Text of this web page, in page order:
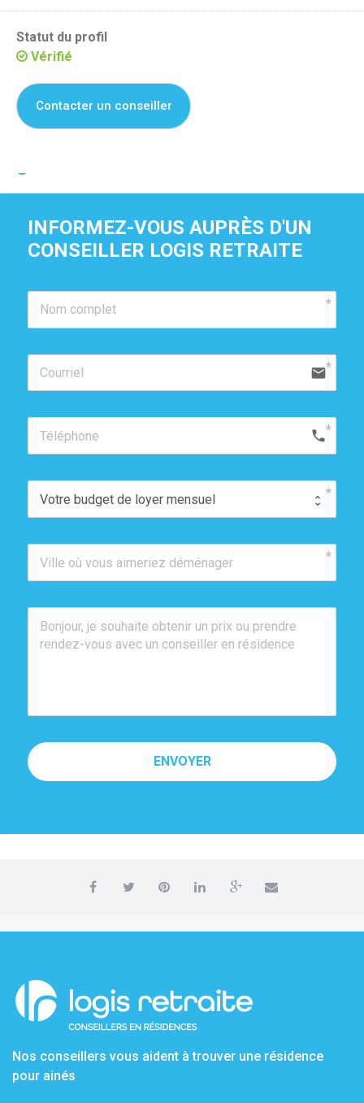
Statut du profil
Vérifié
Contacter un conseiller
INFORMEZ-VOUS AUPRÈS D'UN
CONSEILLER LOGIS RETRAITE
email
phone
ENVOYER
Nos conseillers vous aident à trouver une résidence
pour ainés